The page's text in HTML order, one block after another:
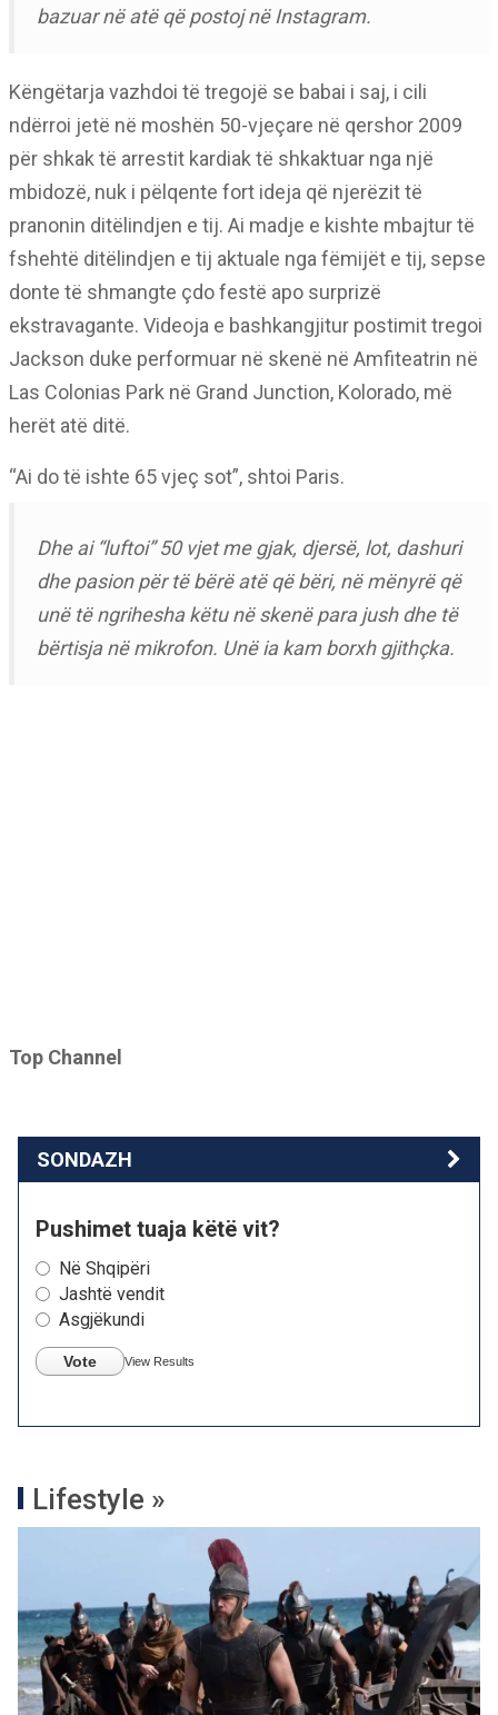
bazuar në atë që postoj në Instagram.
Këngëtarja vazhdoi të tregojë se babai i saj, i cili
ndërroi jetë në moshën 50-vjeçare në qershor 2009
për shkak të arrestit kardiak të shkaktuar nga një
mbidozë, nuk i pëlqente fort ideja që njerëzit të
pranonin ditëlindjen e tij. Ai madje e kishte mbajtur të
fshehtë ditëlindjen e tij aktuale nga fëmijët e tij, sepse
donte të shmangte çdo festë apo surprizë
ekstravagante. Videoja e bashkangjitur postimit tregoi
Jackson duke performuar në skenë në Amfiteatrin në
Las Colonias Park në Grand Junction, Kolorado, më
herët atë ditë.
“Ai do të ishte 65 vjeç sot”, shtoi Paris.
Dhe ai “luftoi” 50 vjet me gjak, djersë, lot, dashuri
dhe pasion për të bërë atë që bëri, në mënyrë që
unë të ngrihesha këtu në skenë para jush dhe të
bërtisja në mikrofon. Unë ia kam borxh gjithçka.
Top Channel
SONDAZH
Pushimet tuaja këtë vit?
Në Shqipëri
Jashtë vendit
Asgjëkundi
Vote View Results
Lifestyle »